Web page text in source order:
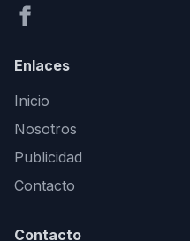
Enlaces
Inicio
Nosotros
Publicidad
Contacto
Contacto